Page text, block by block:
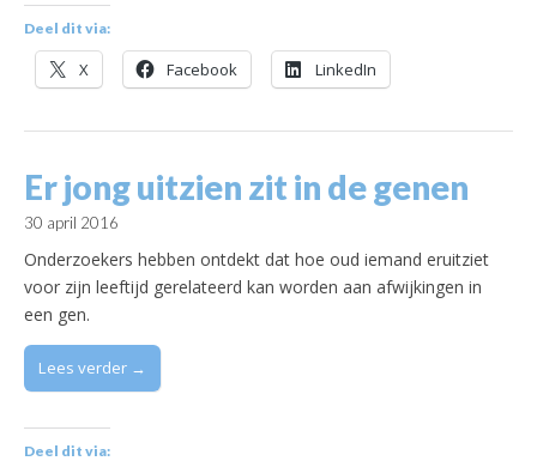
Deel dit via:
X Facebook LinkedIn
Er jong uitzien zit in de genen
30 april 2016
Onderzoekers hebben ontdekt dat hoe oud iemand eruitziet
voor zijn leeftijd gerelateerd kan worden aan afwijkingen in
een gen.
Lees verder →
Deel dit via: